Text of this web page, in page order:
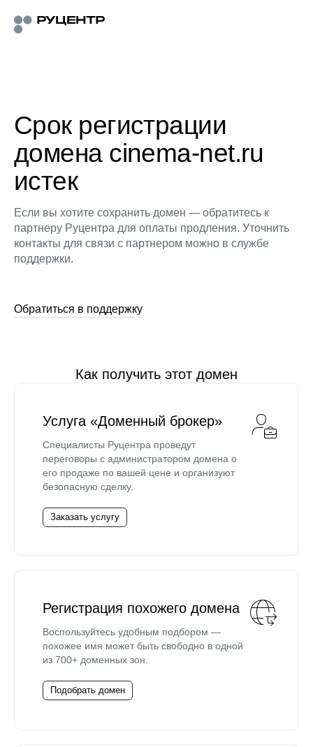
Срок регистрации
домена cinema-net.ru
истек
Если вы хотите сохранить домен — обратитесь к
партнеру Руцентра для оплаты продления. Уточнить
контакты для связи с партнером можно в службе
поддержки.
Обратиться в поддержку
Как получить этот домен
Услуга «Доменный брокер»
Специалисты Руцентра проведут
переговоры с администратором домена о
его продаже по вашей цене и организуют
безопасную сделку.
Заказать услугу
Регистрация похожего домена
Воспользуйтесь удобным подбором —
похожее имя может быть свободно в одной
из 700+ доменных зон.
Подобрать домен